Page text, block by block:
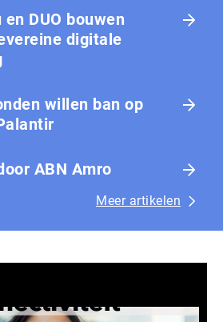
en DUO bouwen
digitale
willen ban op
ABN Amro
Meer artikelen